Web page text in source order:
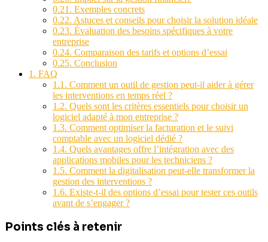
0.21. Exemples concrets
0.22. Astuces et conseils pour choisir la solution idéale
0.23. Évaluation des besoins spécifiques à votre
entreprise
0.24. Comparaison des tarifs et options d’essai
0.25. Conclusion
1. FAQ
1.1. Comment un outil de gestion peut-il aider à gérer
les interventions en temps réel ?
1.2. Quels sont les critères essentiels pour choisir un
logiciel adapté à mon entreprise ?
1.3. Comment optimiser la facturation et le suivi
comptable avec un logiciel dédié ?
1.4. Quels avantages offre l’intégration avec des
applications mobiles pour les techniciens ?
1.5. Comment la digitalisation peut-elle transformer la
gestion des interventions ?
1.6. Existe-t-il des options d’essai pour tester ces outils
avant de s’engager ?
Points clés à retenir